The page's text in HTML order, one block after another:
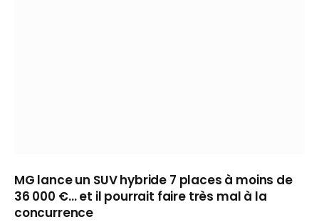
MG lance un SUV hybride 7 places à moins de
36 000 €… et il pourrait faire très mal à la
concurrence